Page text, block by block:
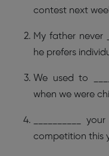
contest next
My father never
he prefers
We used to
when we were
__________
competition this